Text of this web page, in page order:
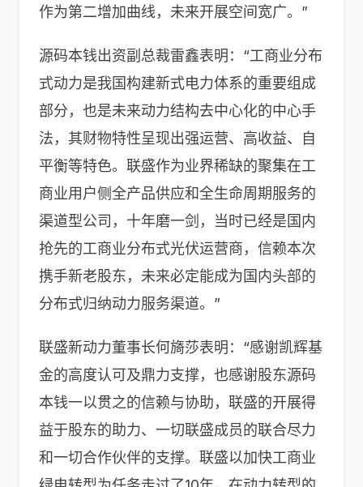
作为第二增加曲线，未来开展空间宽广。”
源码本钱出资副总裁雷鑫表明：“工商业分布
式动力是我国构建新式电力体系的重要组成
部分，也是未来动力结构去中心化的中心手
法，其财物特性呈现出强运营、高收益、自
平衡等特色。联盛作为业界稀缺的聚集在工
商业用户侧全产品供应和全生命周期服务的
渠道型公司，十年磨一剑，当时已经是国内
抢先的工商业分布式光伏运营商，信赖本次
携手新老股东，未来必定能成为国内头部的
分布式归纳动力服务渠道。”
联盛新动力董事长何旖莎表明：“感谢凯辉基
金的高度认可及鼎力支撑，也感谢股东源码
本钱一以贯之的信赖与协助，联盛的开展得
益于股东的助力、一切联盛成员的联合尽力
和一切合作伙伴的支撑。联盛以加快工商业